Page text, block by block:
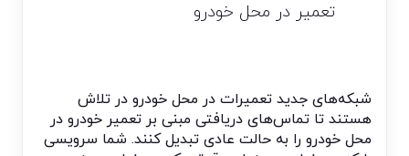
تعمیر در محل خودرو
شبکه‌های جدید تعمیرات در محل خودرو در تلاش
هستند تا تماس‌های دریافتی مبنی بر تعمیر خودرو در
محل خودرو را به حالت عادی تبدیل کنند. شما سرویسی